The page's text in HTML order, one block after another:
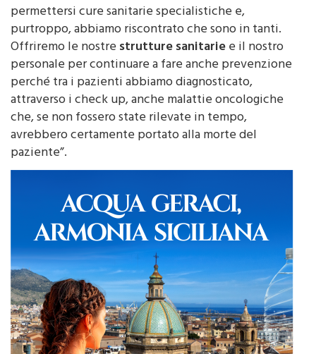
incontro, alle esigenze di chi oggi non può
permettersi cure sanitarie specialistiche e,
purtroppo, abbiamo riscontrato che sono in tanti.
Offriremo le nostrestrutture sanitariee il nostro
personale per continuare a fare anche prevenzione
perché tra i pazienti abbiamo diagnosticato,
attraverso i check up, anche malattie oncologiche
che, se non fossero state rilevate in tempo,
avrebbero certamente portato alla morte del
paziente”.